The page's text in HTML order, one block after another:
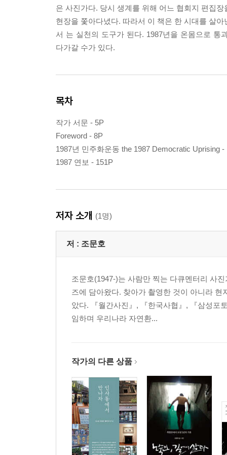
은 사진가다. 당시 생계를 위해 어느 협회지 편집
현장을 쫓아다녔다. 따라서 이 책은 한 시대를 살
서 는 실천의 도구가 된다. 1987년을 온몸으로 통
다가갈 수가 있다.
목차
작가 서문 - 5P
Foreword - 8P
1987년 민주화운동 the 1987 Democratic Uprising -
1987 연보 - 151P
저자 소개 (1명)
저 : 조문호
조문호(1947-)는 사람만 찍는 다큐멘터리 사
즈에 담아왔다. 찾아가 촬영한 것이 아니라
았다. 『월간사진』, 『한국사협』, 『삼성포
임하며 우리나라 자연환...
작가의 다른 상품